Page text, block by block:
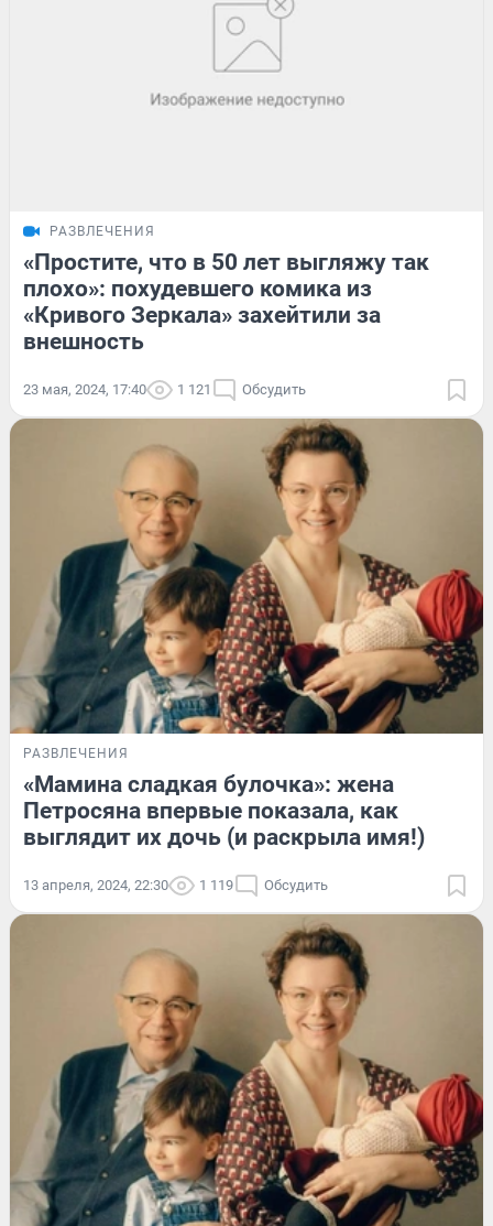
РАЗВЛЕЧЕНИЯ
«Простите, что в 50 лет выгляжу так
плохо»: похудевшего комика из
«Кривого Зеркала» захейтили за
внешность
23 мая, 2024, 17:40 1 121 Обсудить
РАЗВЛЕЧЕНИЯ
«Мамина сладкая булочка»: жена
Петросяна впервые показала, как
выглядит их дочь (и раскрыла имя!)
13 апреля, 2024, 22:30 1 119 Обсудить